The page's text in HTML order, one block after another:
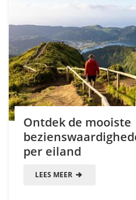
Ontdek de mooiste
per eiland
LEES MEER